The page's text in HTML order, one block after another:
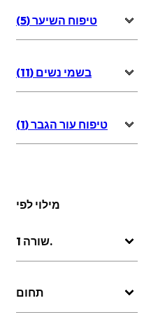
טיפוח השיער (5)
בשמי נשים (11)
טיפוח עור הגבר (1)
מילוי לפי
שורה 1.
תחום